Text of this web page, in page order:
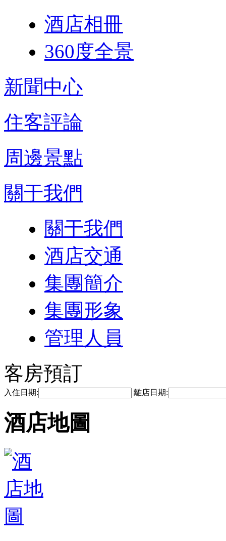
酒店相冊
360度全景
新聞中心
住客評論
周邊景點
關于我們
關于我們
酒店交通
集團簡介
集團形象
管理人員
客房預訂
入住日期: 離店日期:
酒店地圖